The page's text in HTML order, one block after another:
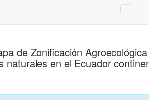
de Zonificación
naturales en el Ecuador